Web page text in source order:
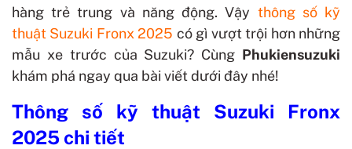
hàng trẻ trung và năng động. Vậy thông số kỹ
thuật Suzuki Fronx 2025 có gì vượt trội hơn những
mẫu xe trước của Suzuki? Cùng Phukiensuzuki
khám phá ngay qua bài viết dưới đây nhé!
Thông số kỹ thuật Suzuki Fronx
2025 chi tiết